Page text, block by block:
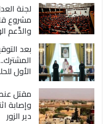
لجنة
مشروع
والدَّعم
بعد
الأول
مقتل
وإصابة
دير الزور